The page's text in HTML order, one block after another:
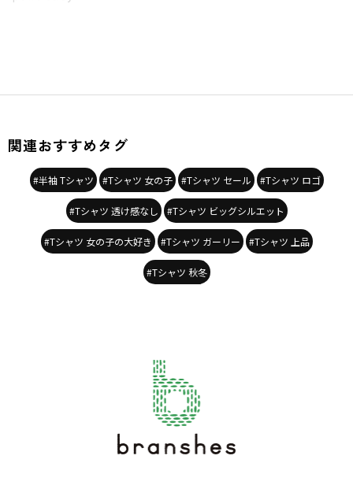
関連おすすめタグ
#半袖 Tシャツ #Tシャツ 女の子 #Tシャツ セール #Tシャツ ロゴ
#Tシャツ 透け感なし #Tシャツ ビッグシルエット
#Tシャツ 女の子の大好き #Tシャツ ガーリー #Tシャツ 上品
#Tシャツ 秋冬